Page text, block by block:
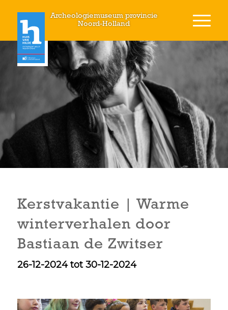
Archeologiemuseum provincie
Noord-Holland
Kerstvakantie | Warme
winterverhalen door
Bastiaan de Zwitser
26-12-2024 tot 30-12-2024